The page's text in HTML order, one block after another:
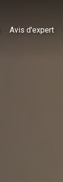
Avis d'expert